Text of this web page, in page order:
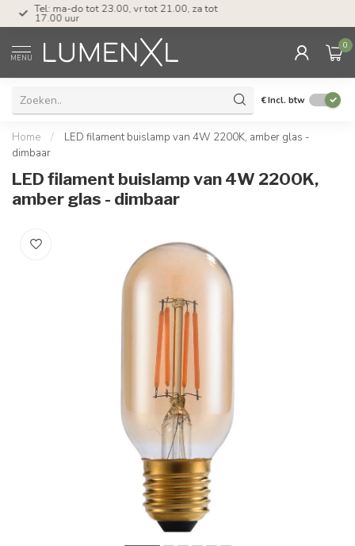
Tel: ma-do tot 23.00, vr tot 21.00, za tot
17.00 uur
MENU
0
€Incl. btw
Home /
LED filament buislamp van 4W 2200K, amber glas -
dimbaar
LED filament buislamp van 4W 2200K,
amber glas - dimbaar